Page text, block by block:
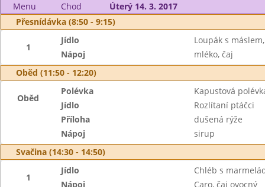
Menu
Chod
Úterý 14. 3. 2017
Přesnídávka (8:50 - 9:15)
1
Jídlo
Loupák s
Nápoj
mléko, čaj
Oběd (11:50 - 12:20)
Oběd
Polévka
Kapustová
Jídlo
Rozlítaní ptáčci
Příloha
dušená rýže
Nápoj
sirup
Svačina (14:30 - 14:50)
1
Jídlo
Chléb s
Nápoj
Caro, čaj ovocný